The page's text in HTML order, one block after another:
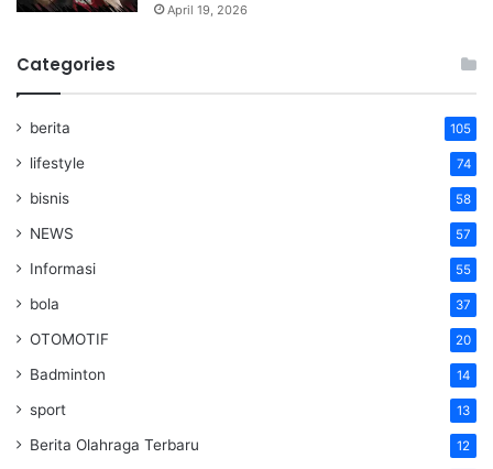
April 19, 2026
Categories
berita 105
lifestyle 74
bisnis 58
NEWS 57
Informasi 55
bola 37
OTOMOTIF 20
Badminton 14
sport 13
Berita Olahraga Terbaru 12